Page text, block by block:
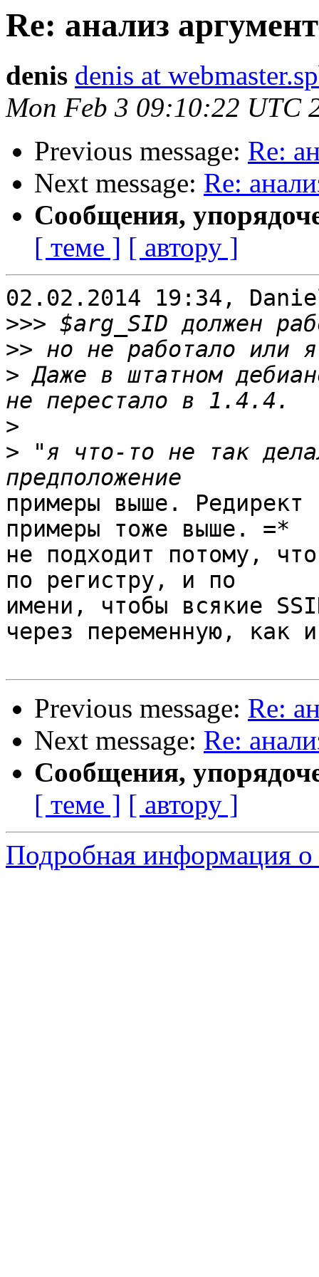
Re: анализ
denis denis at
Mon Feb 3 09:10:22 UTC
Previous message: Re:
Next message: Re:
Сообщения,
[ теме ] [ автору ]
02.02.2014 19:34,
>>>
>>
> Даже в штатном
>
> "я что-то не так
примеры выше.
примеры тоже выше. =*
не подходит потому,
по регистру, и по
имени, чтобы всякие
через переменную, как
Previous message: Re:
Next message: Re:
Сообщения,
[ теме ] [ автору ]
Подробная информация